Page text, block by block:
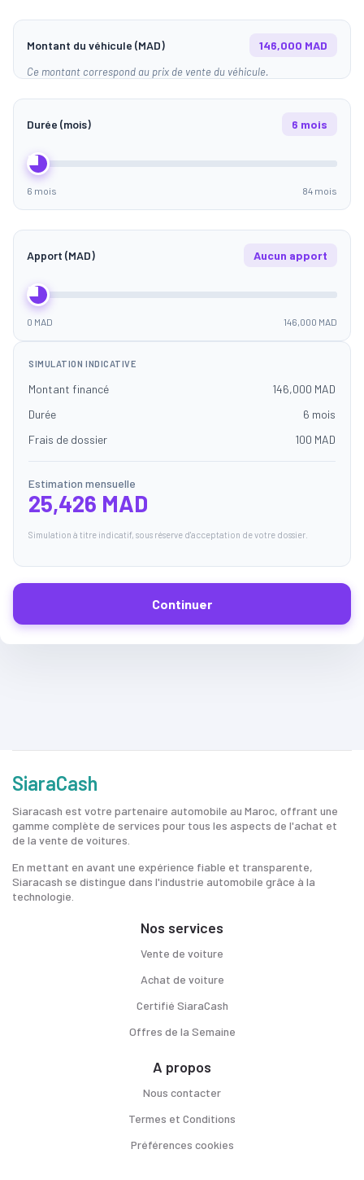
Montant du véhicule (MAD) 146,000 MAD
Ce montant correspond au prix de vente du véhicule.
Durée (mois) 6 mois
6 mois 84 mois
Apport (MAD) Aucun apport
0 MAD 146,000 MAD
SIMULATION INDICATIVE
Montant financé
146,000 MAD
Durée
6 mois
Frais de dossier
100 MAD
Estimation mensuelle
25,426 MAD
Simulation à titre indicatif, sous réserve d'acceptation de votre dossier.
Continuer
SiaraCash
Siaracash est votre partenaire automobile au Maroc, offrant une
gamme complète de services pour tous les aspects de l'achat et
de la vente de voitures.
En mettant en avant une expérience fiable et transparente,
Siaracash se distingue dans l'industrie automobile grâce à la
technologie.
Nos services
Vente de voiture
Achat de voiture
Certifié SiaraCash
Offres de la Semaine
A propos
Nous contacter
Termes et Conditions
Préférences cookies